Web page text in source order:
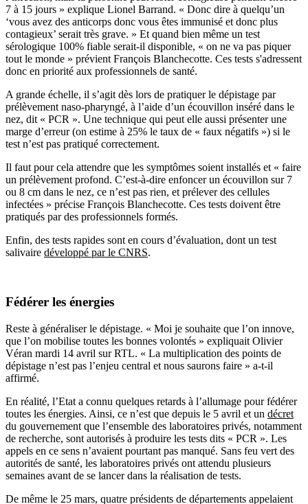
7 à 15 jours » explique Lionel Barrand. « Donc dire à quelqu’un
‘vous avez des anticorps donc vous êtes immunisé et donc plus
contagieux’ serait très grave. » Et quand bien même un test
sérologique 100% fiable serait-il disponible, « on ne va pas piquer
tout le monde » prévient François Blanchecotte. Ces tests s'adressent
donc en priorité aux professionnels de santé.
A grande échelle, il s’agit dès lors de pratiquer le dépistage par
prélèvement naso-pharyngé, à l’aide d’un écouvillon inséré dans le
nez, dit « PCR ». Une technique qui peut elle aussi présenter une
marge d’erreur (on estime à 25% le taux de « faux négatifs ») si le
test n’est pas pratiqué correctement.
Il faut pour cela attendre que les symptômes soient installés et « faire
un prélèvement profond. C’est-à-dire enfoncer un écouvillon sur 7
ou 8 cm dans le nez, ce n’est pas rien, et prélever des cellules
infectées » précise François Blanchecotte. Ces tests doivent être
pratiqués par des professionnels formés.
Enfin, des tests rapides sont en cours d’évaluation, dont un test
salivaire développé par le CNRS.
Fédérer les énergies
Reste à généraliser le dépistage. « Moi je souhaite que l’on innove,
que l’on mobilise toutes les bonnes volontés » expliquait Olivier
Véran mardi 14 avril sur RTL. « La multiplication des points de
dépistage n’est pas l’enjeu central et nous saurons faire » a-t-il
affirmé.
En réalité, l’Etat a connu quelques retards à l’allumage pour fédérer
toutes les énergies. Ainsi, ce n’est que depuis le 5 avril et un décret
du gouvernement que l’ensemble des laboratoires privés, notamment
de recherche, sont autorisés à produire les tests dits « PCR ». Les
appels en ce sens n’avaient pourtant pas manqué. Sans feu vert des
autorités de santé, les laboratoires privés ont attendu plusieurs
semaines avant de se lancer dans la réalisation de tests.
De même le 25 mars, quatre présidents de départements appelaient